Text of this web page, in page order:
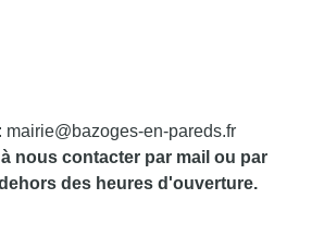
: mairie@bazoges-en-pareds.fr
nous contacter par mail ou par
des heures d'ouverture.